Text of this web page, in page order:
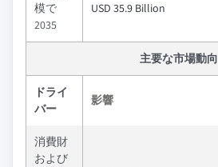
模で
2035
USD 35.9 Billion
主要な市場動向
ドライ
バー
影響
消費財
および